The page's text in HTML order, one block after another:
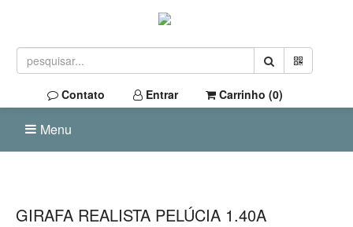
Contato Entrar Carrinho (0)
Menu
GIRAFA REALISTA PELÚCIA 1.40A